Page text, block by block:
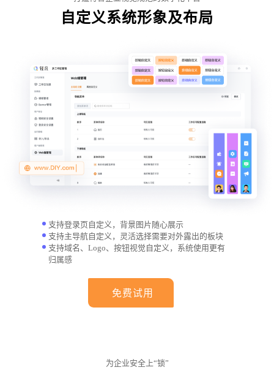
自定义系统形象及布局
支持登录页自定义，背景图片随心展示
支持主导航自定义，灵活选择需要对外露出的板块
支持域名、Logo、按钮视觉自定义，系统使用更有
归属感
免费试用
为企业安全上“锁”